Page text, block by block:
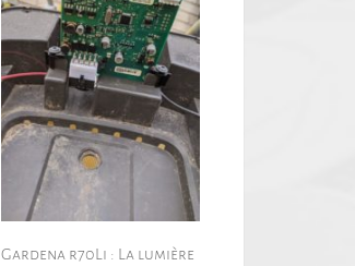
Gardena r70Li : La lumière